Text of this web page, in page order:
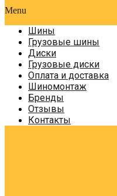
Menu
Шины
Грузовые шины
Диски
Грузовые диски
Оплата и доставка
Шиномонтаж
Бренды
Отзывы
Контакты